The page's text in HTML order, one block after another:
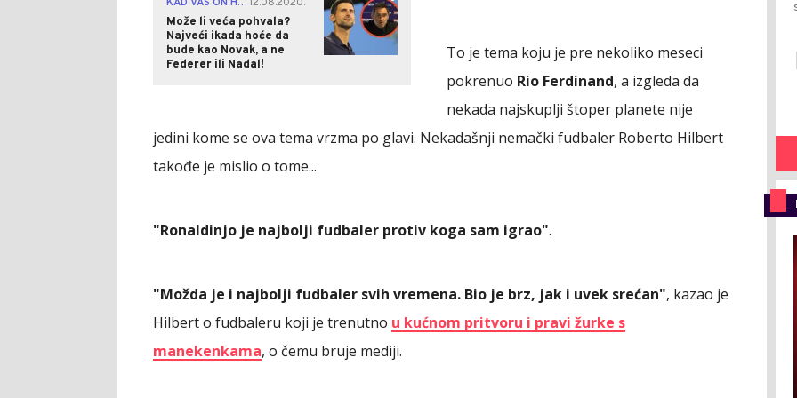
Može li veća pohvala?
Najveći ikada hoće da
bude kao Novak, a ne
Federer ili Nadal!
To je tema koju je pre nekoliko meseci
pokrenuo Rio Ferdinand, a izgleda da
nekada najskuplji štoper planete nije
jedini kome se ova tema vrzma po glavi. Nekadašnji nemački fudbaler Roberto Hilbert
takođe je mislio o tome...
"Ronaldinjo je najbolji fudbaler protiv koga sam igrao".
"Možda je i najbolji fudbaler svih vremena. Bio je brz, jak i uvek srećan", kazao je
Hilbert o fudbaleru koji je trenutno u kućnom pritvoru i pravi žurke s
manekenkama, o čemu bruje mediji.